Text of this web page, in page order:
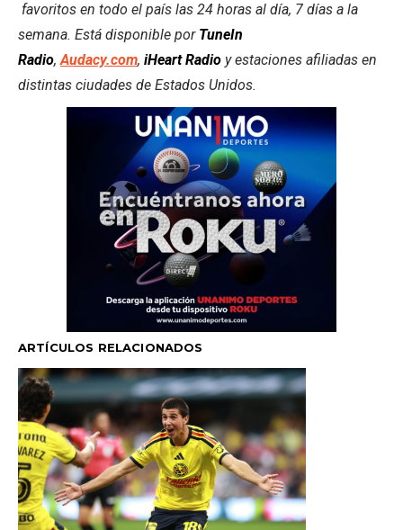
favoritos en todo el país las 24 horas al día, 7 días a la
semana. Está disponible por TuneIn
Radio,Audacy.com, iHeart Radio y estaciones afiliadas en
distintas ciudades de Estados Unidos.
ARTÍCULOS RELACIONADOS